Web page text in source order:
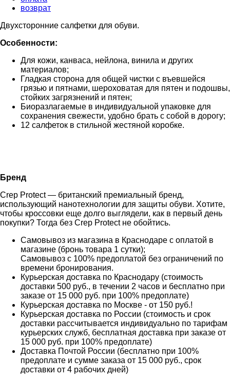
возврат
Двухсторонние салфетки для обуви.
Особенности:
Для кожи, канваса, нейлона, винила и других
материалов;
Гладкая сторона для общей чистки с въевшейся
грязью и пятнами, шероховатая для пятен и подошвы,
стойких загрязнений и пятен;
Биоразлагаемые в индивидуальной упаковке для
сохранения свежести, удобно брать с собой в дорогу;
12 салфеток в стильной жестяной коробке.
Бренд
Crep Protect — британский премиальный бренд,
использующий нанотехнологии для защиты обуви. Хотите,
чтобы кроссовки еще долго выглядели, как в первый день
покупки? Тогда без Crep Protect не обойтись.
Самовывоз из магазина в Краснодаре с оплатой в
магазине (бронь товара 1 сутки);
Самовывоз с 100% предоплатой без ограничений по
времени бронирования.
Курьерская доставка по Краснодару (стоимость
доставки 500 руб., в течении 2 часов и бесплатно при
заказе от 15 000 руб. при 100% предоплате)
Курьерская доставка по Москве - от 150 руб.!
Курьерская доставка по России (стоимость и срок
доставки рассчитывается индивидуально по тарифам
курьерских служб, бесплатная доставка при заказе от
15 000 руб. при 100% предоплате)
Доставка Почтой России (бесплатно при 100%
предоплате и сумме заказа от 15 000 руб., срок
доставки от 4 рабочих дней)